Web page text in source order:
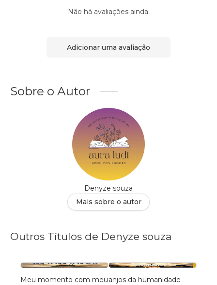
Não há avaliações ainda.
Adicionar uma avaliação
Sobre o Autor
Denyze souza
Mais sobre o autor
Outros Títulos de Denyze souza
Meu momento com meuanjos da humanidade